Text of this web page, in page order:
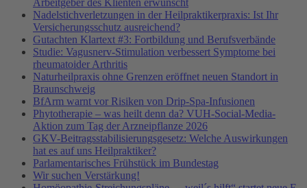
Arbeitgeber des Klienten erwünscht
Nadelstichverletzungen in der Heilpraktikerpraxis: Ist Ihr
Versicherungsschutz ausreichend?
Gutachten Klartext #3: Fortbildung und Berufsverbände
Studie: Vagusnerv-Stimulation verbessert Symptome bei
rheumatoider Arthritis
Naturheilpraxis ohne Grenzen eröffnet neuen Standort in
Braunschweig
BfArm warnt vor Risiken von Drip-Spa-Infusionen
Phytotherapie – was heilt denn da? VUH-Social-Media-
Aktion zum Tag der Arzneipflanze 2026
GKV-Beitragsstabilisierungsgesetz: Welche Auswirkungen
hat es auf uns Heilpraktiker?
Parlamentarisches Frühstück im Bundestag
Wir suchen Verstärkung!